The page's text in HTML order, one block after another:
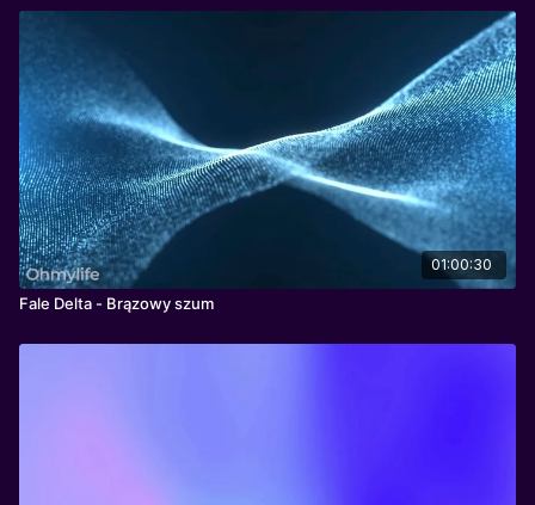
01:00:30
Fale Delta - Brązowy szum